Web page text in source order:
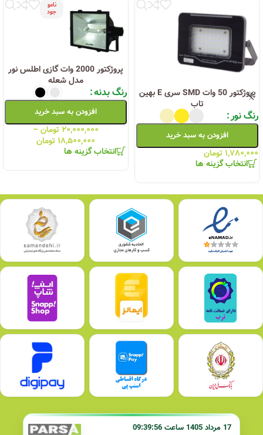
پروژکتور 50 وات SMD سری E بهین
تاب
رنگ نور
افزودن به سبد خرید
۱,۷۸۰,۰۰۰ تومان
انتخاب گزینه ها
نامو
جود
پروژکتور 2000 وات گازی اطلس نور
مدل شعله
رنگ بدنه
افزودن به سبد خرید
۲۰,۰۰۰,۰۰۰ تومان –
۱۸,۵۰۰,۰۰۰ تومان
انتخاب گزینه ها
17 مرداد 1405 ساعت 09:39:56